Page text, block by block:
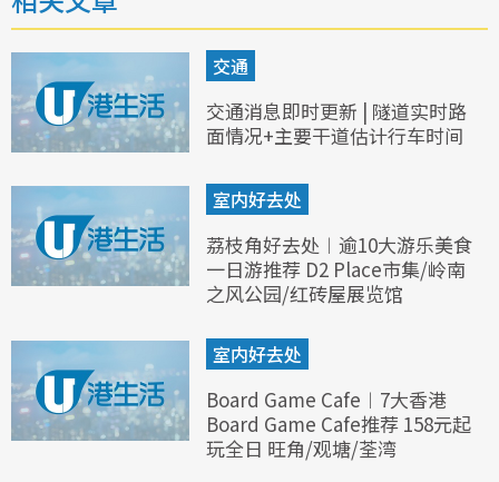
交通
交通消息即时更新 | 隧道实时路
面情况+主要干道估计行车时间
室内好去处
荔枝角好去处︱逾10大游乐美食
一日游推荐 D2 Place市集/岭南
之风公园/红砖屋展览馆
室内好去处
Board Game Cafe︱7大香港
Board Game Cafe推荐 158元起
玩全日 旺角/观塘/荃湾